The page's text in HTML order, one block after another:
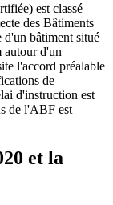
est classé
des Bâtiments
bâtiment situé
autour d'un
l'accord préalable
de
d'instruction est
de l'ABF est
et la